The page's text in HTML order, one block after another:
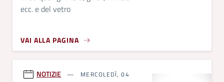
ecc. e del vetro
VAI ALLA PAGINA
NOTIZIE
MERCOLEDÌ, 04